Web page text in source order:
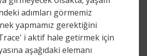
adımları görmemiz
yapmamız gerektiğini
i aktif hale getirmek için
aşağıdaki elemanı